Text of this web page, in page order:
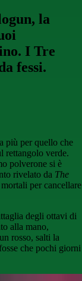
la
I Tre
fessi.
più per quello che
rettangolo verde.
polverone si è
rivelato da The
per cancellare
degli ottavi di
alla mano,
rosso, salti la
che pochi giorni